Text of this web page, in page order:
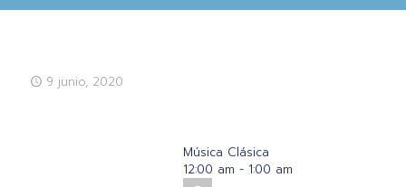
9 junio, 2020
Música Clásica
12:00 am - 1:00 am